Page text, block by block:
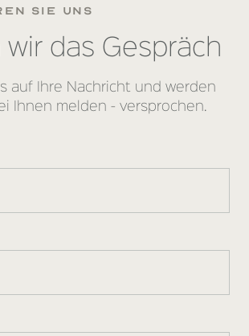
sie uns
das Gespräch
auf Ihre Nachricht und werden
Ihnen melden - versprochen.